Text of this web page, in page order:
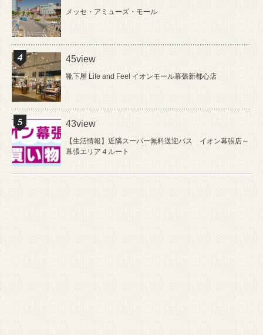
メッセ・アミューズ・モール
45view
靴下屋 Life and Feel イオンモール幕張新都心店
43view
【生活情報】近隣スーパー無料送迎バス イオン幕張店～
幕張エリア４ルート